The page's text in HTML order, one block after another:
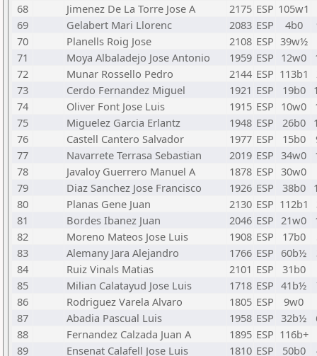
68
Jimenez De La Torre Jose A 2175 ESP 105w1
69
Gelabert Mari Llorenc 2083 ESP 4b0
70
Planells Roig Jose 2108 ESP 39w½
71
Moya Albaladejo Jose Antonio 1959 ESP 12w0
72
Munar Rossello Pedro 2144 ESP 113b1
73
Cerdo Fernandez Miguel 1921 ESP 19b0
74
Oliver Font Jose Luis 1915 ESP 10w0
75
Miguelez Garcia Erlantz 1948 ESP 26b0
76
Castell Cantero Salvador 1977 ESP 15b0
77
Navarrete Terrasa Sebastian 2019 ESP 34w0
78
Javaloy Guerrero Manuel A 1878 ESP 30w0
79
Diaz Sanchez Jose Francisco 1926 ESP 38b0
80
Planas Gene Juan 2130 ESP 112b1
81
Bordes Ibanez Juan 2046 ESP 21w0
82
Moreno Mateos Jose Luis 1908 ESP 17b0
83
Alemany Jara Alejandro 1766 ESP 60b½
84
Ruiz Vinals Matias 2101 ESP
31b0
85
Milian Calatayud Jose Luis 1718 ESP 41b½
86
Rodriguez Varela Alvaro 1805 ESP
9w0
87
Abadia Pascual Luis 1958 ESP 32b½
88
Fernandez Calzada Juan A 1895 ESP 116b+
89
Ensenat Calafell Jose Luis 1810 ESP 50b0